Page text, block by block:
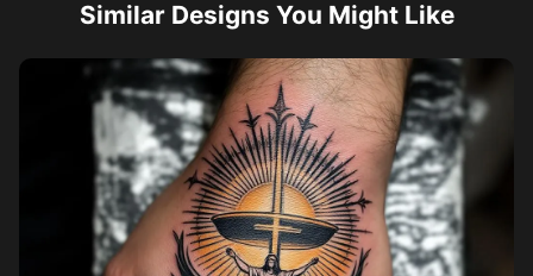
Similar Designs You Might Like